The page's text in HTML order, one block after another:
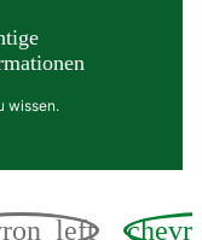
wissen.